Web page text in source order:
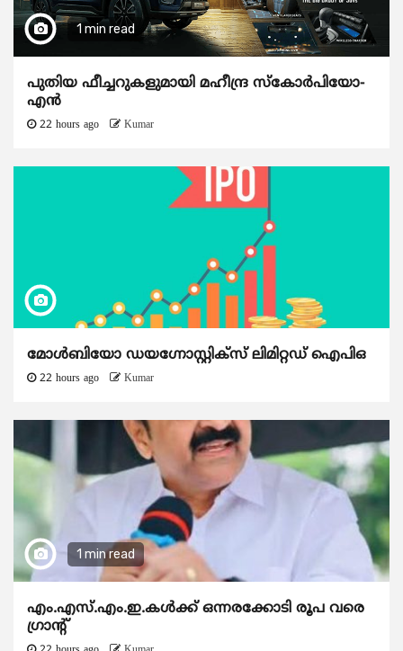
1 min read
പുതിയ ഫീച്ചറുകളുമായി മഹീന്ദ്ര സ്കോർപിയോ-
എൻ
22 hours ago Kumar
മോൾബിയോ ഡയഗ്നോസ്റ്റിക്സ് ലിമിറ്റഡ് ഐപിഒ
22 hours ago Kumar
1 min read
എം.എസ്.എം.ഇ.കൾക്ക് ഒന്നരക്കോടി രൂപ വരെ
ഗ്രാന്റ്